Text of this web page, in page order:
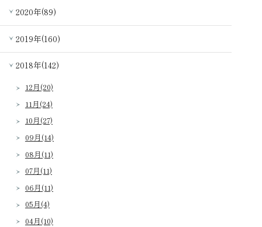
2020年(89)
2019年(160)
2018年(142)
12月(20)
11月(24)
10月(27)
09月(14)
08月(11)
07月(11)
06月(11)
05月(4)
04月(10)